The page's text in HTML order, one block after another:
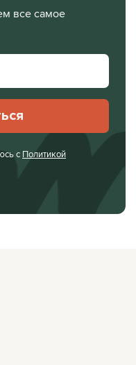
все самое
с Политикой